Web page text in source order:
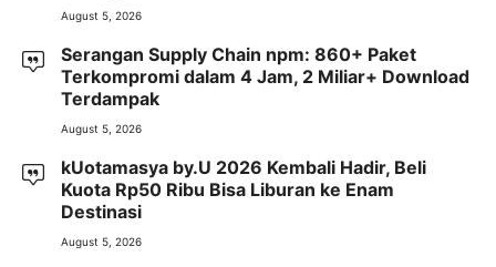
August 5, 2026
Serangan Supply Chain npm: 860+ Paket
Terkompromi dalam 4 Jam, 2 Miliar+ Download
Terdampak
August 5, 2026
kUotamasya by.U 2026 Kembali Hadir, Beli
Kuota Rp50 Ribu Bisa Liburan ke Enam
Destinasi
August 5, 2026